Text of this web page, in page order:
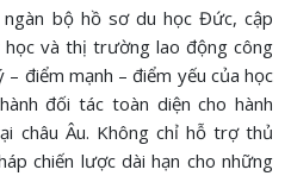
bộ hồ sơ du học Đức, cập
và thị trường lao động công
điểm mạnh – điểm yếu của học
đối tác toàn diện cho hành
châu Âu. Không chỉ hỗ trợ thủ
chiến lược dài hạn cho những